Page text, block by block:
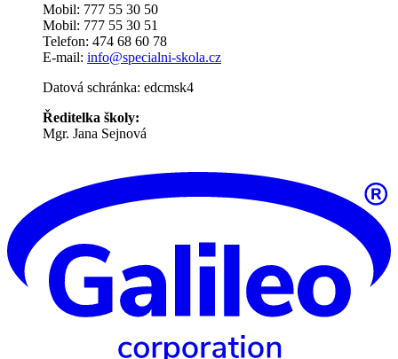
Mobil: 777 55 30 50
Mobil: 777 55 30 51
Telefon: 474 68 60 78
E-mail: info@specialni-skola.cz
Datová schránka: edcmsk4
Ředitelka školy:
Mgr. Jana Sejnová